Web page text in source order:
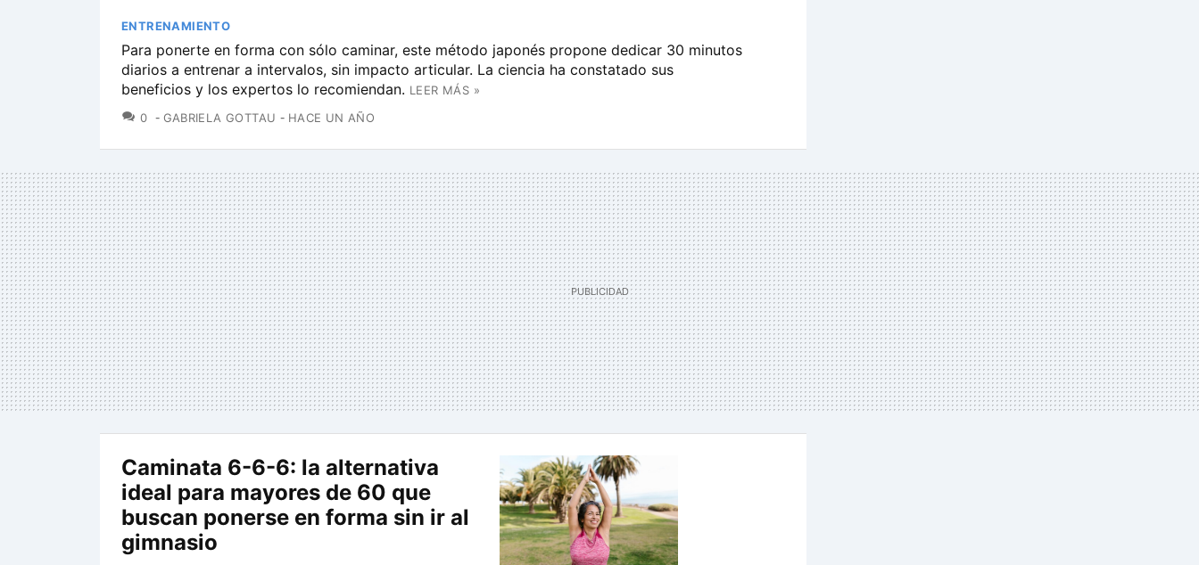
ENTRENAMIENTO
Para ponerte en forma con sólo caminar, este método japonés propone dedicar 30 minutos
diarios a entrenar a intervalos, sin impacto articular. La ciencia ha constatado sus
beneficios y los expertos lo recomiendan. LEER MÁS »
0 COMENTARIOS
GABRIELA GOTTAU HACE UN AÑO
Caminata 6-6-6: la alternativa
ideal para mayores de 60 que
buscan ponerse en forma sin ir al
gimnasio